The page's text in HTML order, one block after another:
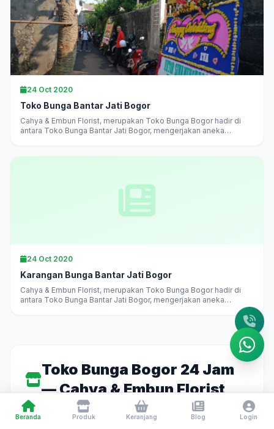
24 Oct 2020
Toko Bunga Bantar Jati Bogor
Cahya & Embun Florist, merupakan Toko Bunga Bogor hadir di
antara Toko Bunga Bantar Jati Bogor, mengerjakan aneka
24 Oct 2020
Karangan Bunga Bantar Jati Bogor
Cahya & Embun Florist, merupakan Toko Bunga Bogor hadir di
antara Toko Bunga Bantar Jati Bogor, mengerjakan aneka
Toko Bunga Bogor 24 Jam
— Cahya & Embun Florist
Beranda Produk Keranjang Blog Login